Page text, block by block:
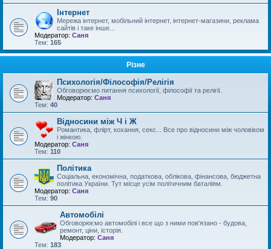
Інтернет
Мережа інтернет, мобільний інтернет, інтернет-магазини, реклама
сайтів і таке інше...
Модератор: Саня
Тем: 165
Різне
Психологія/Філософія/Релігія
Обговорюємо питання психології, філософії та релігії.
Модератор: Саня
Тем: 40
Відносини між Ч і Ж
Романтика, флірт, кохання, секс... Все про відносини між чоловіком
і жінкою.
Модератор: Саня
Тем: 110
Політика
Соціальна, економічна, податкова, облікова, фінансова, бюджетна
політика України. Тут місце усім політичним баталіям.
Модератор: Саня
Тем: 90
Автомобілі
Обговорюємо автомобілі і все що з ними пов'язано - будова,
ремонт, ціни, історія.
Модератор: Саня
Тем: 183